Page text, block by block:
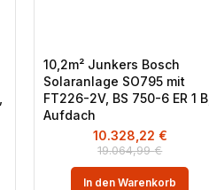
10,2m² Junkers Bosch
Solaranlage SO795 mit
FT226-2V, BS 750-6 ER 1 B,
Aufdach
19.064,99€
10.328,22 €
In den Warenkorb